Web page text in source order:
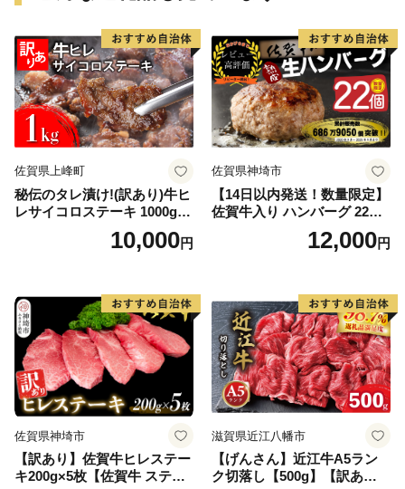
佐賀県上峰町
秘伝のタレ漬け!(訳あり)牛ヒ
レサイコロステーキ 1000g
10,000円
佐賀県神埼市
【14日以内発送！数量限定】
佐賀牛入り ハンバーグ 22個
2.6kg(120g×22個)【佐賀牛
黒毛和牛 ブランド牛 九州 ハ
気】(H083106)
12,000円
佐賀県神埼市
【訳あり】佐賀牛ヒレステー
キ200g×5枚【佐賀牛 ステー
滋賀県近江八幡市
【げんさん】近江牛A5ラン
ク切落し【500g】【訳あり】